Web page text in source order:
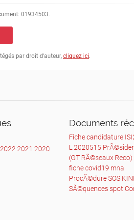
01934503.
par droit d'auteur, cliquez ici.
2022 2021 2020
Documents
Fiche candidature
L 2020515
(GT RÃ©seaux
fiche covid19 mna
ProcÃ©dure SOS
SÃ©quences spot